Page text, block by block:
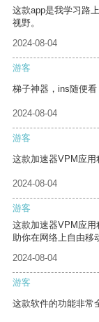
这款app是我学习路
视野。
2024-08-04
游客
梯子神器，ins随便看
2024-08-04
游客
这款加速器VPM应用
2024-08-04
游客
这款加速器VPM应
助你在网络上自由移
2024-08-04
游客
这款软件的功能非常